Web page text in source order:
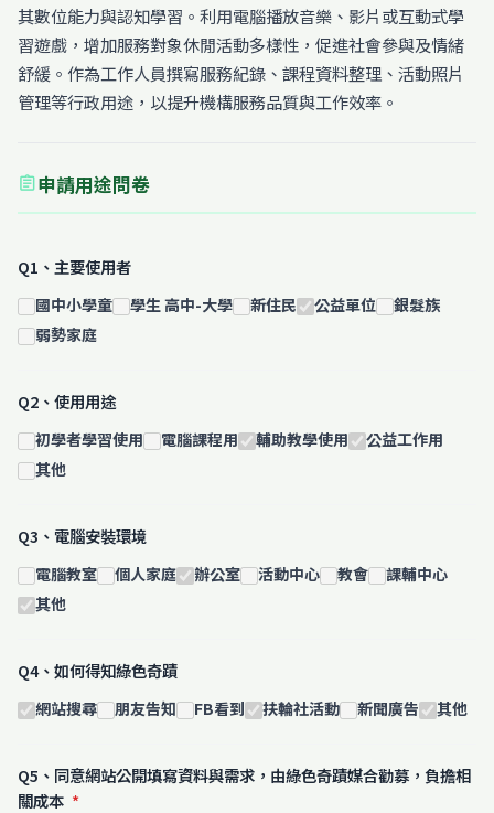
其數位能力與認知學習。利用電腦播放音樂、影片或互動式學
習遊戲，增加服務對象休閒活動多樣性，促進社會參與及情緒
舒緩。作為工作人員撰寫服務紀錄、課程資料整理、活動照片
管理等行政用途，以提升機構服務品質與工作效率。
assignment申請用途問卷
Q1、主要使用者
國中小學童 學生 高中-大學 新住民 公益單位
銀髮族
弱勢家庭
Q2、使用用途
初學者學習使用 電腦課程用 輔助教學使用
公益工作用
其他
Q3、電腦安裝環境
電腦教室 個人家庭 辦公室 活動中心 教會
課輔中心
其他
Q4、如何得知綠色奇蹟
網站搜尋 朋友告知 FB看到 扶輪社活動 新聞廣告 其他
Q5、同意網站公開填寫資料與需求，由綠色奇蹟媒合勸募，負擔相
關成本 *